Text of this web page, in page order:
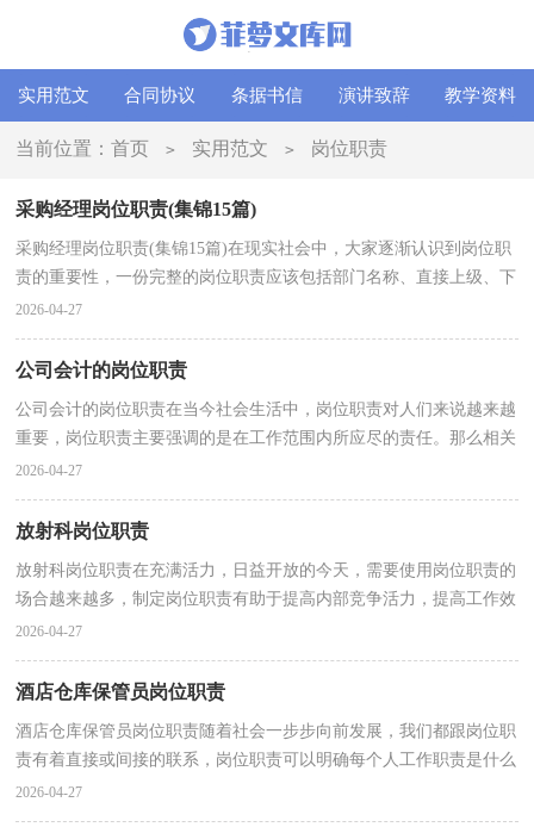
实用范文 合同协议 条据书信 演讲致辞 教学资料
当前位置：首页 > 实用范文 > 岗位职责
采购经理岗位职责(集锦15篇)
采购经理岗位职责(集锦15篇)在现实社会中，大家逐渐认识到岗位职
责的重要性，一份完整的岗位职责应该包括部门名称、直接上级、下
属部门、管理权限、管理职能、主要职责等。大家...
2026-04-27
公司会计的岗位职责
公司会计的岗位职责在当今社会生活中，岗位职责对人们来说越来越
重要，岗位职责主要强调的是在工作范围内所应尽的责任。那么相关
的岗位职责到底是怎么制定的呢？以下是小编为大家...
2026-04-27
放射科岗位职责
放射科岗位职责在充满活力，日益开放的今天，需要使用岗位职责的
场合越来越多，制定岗位职责有助于提高内部竞争活力，提高工作效
率。那么岗位职责的格式，你掌握了吗？下面是小编整理的...
2026-04-27
酒店仓库保管员岗位职责
酒店仓库保管员岗位职责随着社会一步步向前发展，我们都跟岗位职
责有着直接或间接的联系，岗位职责可以明确每个人工作职责是什么
内容，该承担什么样的工作、担当什么样的责任、如...
2026-04-27